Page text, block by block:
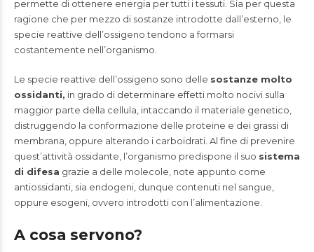
permette di ottenere energia per tutti i tessuti. Sia per questa
ragione che per mezzo di sostanze introdotte dall’esterno, le
specie reattive dell’ossigeno tendono a formarsi
costantemente nell’organismo.
Le specie reattive dell’ossigeno sono delle sostanze molto
ossidanti, in grado di determinare effetti molto nocivi sulla
maggior parte della cellula, intaccando il materiale genetico,
distruggendo la conformazione delle proteine e dei grassi di
membrana, oppure alterando i carboidrati. Al fine di prevenire
quest’attività ossidante, l’organismo predispone il suo sistema
di difesa grazie a delle molecole, note appunto come
antiossidanti, sia endogeni, dunque contenuti nel sangue,
oppure esogeni, ovvero introdotti con l’alimentazione.
A cosa servono?